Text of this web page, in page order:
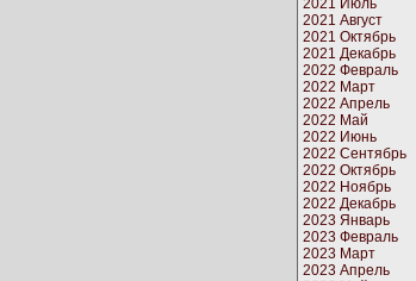
2021 Июль
2021 Август
2021 Октябрь
2021 Декабрь
2022 Февраль
2022 Март
2022 Апрель
2022 Май
2022 Июнь
2022 Сентябрь
2022 Октябрь
2022 Ноябрь
2022 Декабрь
2023 Январь
2023 Февраль
2023 Март
2023 Апрель